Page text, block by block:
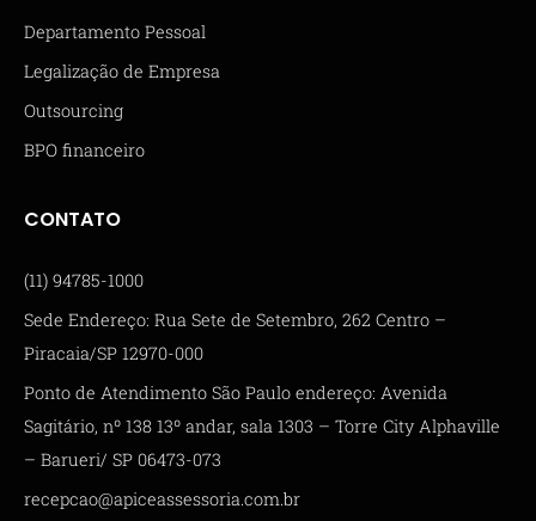
Departamento Pessoal
Legalização de Empresa
Outsourcing
BPO financeiro
CONTATO
(11) 94785-1000
Sede Endereço: Rua Sete de Setembro, 262 Centro –
Piracaia/SP 12970-000
Ponto de Atendimento São Paulo endereço: Avenida
Sagitário, nº 138 13º andar, sala 1303 – Torre City Alphaville
– Barueri/ SP 06473-073
recepcao@apiceassessoria.com.br